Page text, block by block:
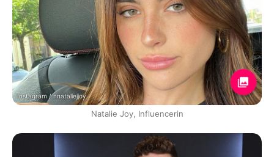
Instagram / nnataliejjoy
Natalie Joy, Influencerin